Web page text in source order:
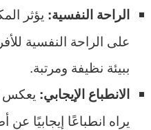
الراحة النفسية: يؤثر
على الراحة النفسية
ببيئة نظيفة ومرتبة.
الانطباع الإيجابي: يعكس
يراه انطباعًا إيجابيًا